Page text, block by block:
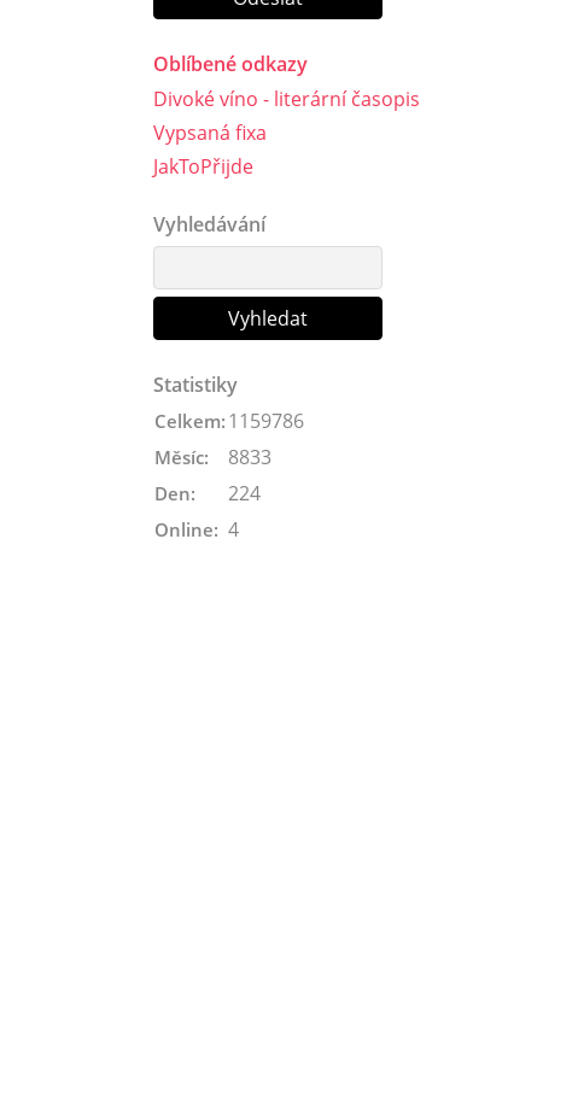
Oblíbené odkazy
Divoké víno - literární časopis
Vypsaná fixa
JakToPřijde
Vyhledávání
Statistiky
Online: 4
Celkem: 1159786
Měsíc: 8833
Den: 224